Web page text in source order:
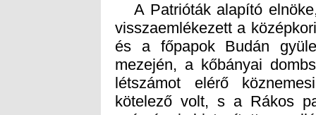
A Patrióták alapító
visszaemlékezett a
és a főpapok Budán
mezején, a kőbányai
létszámot elérő
kötelező volt, s a Rákos